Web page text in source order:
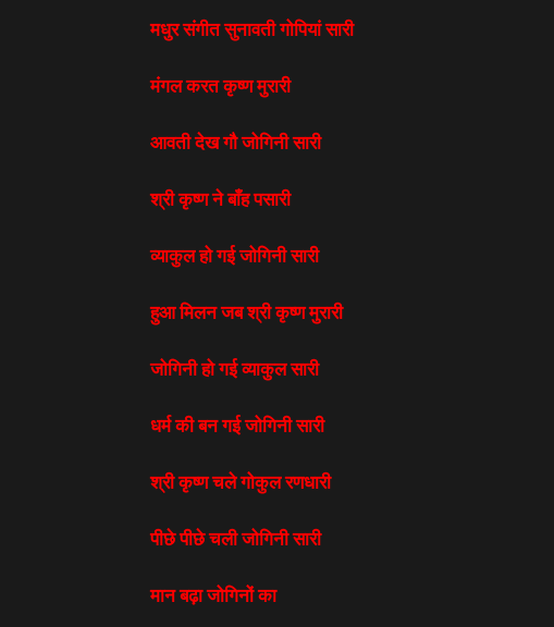
मधुर संगीत सुनावती गोपियां सारी
मंगल करत कृष्ण मुरारी
आवती देख गौ जोगिनी सारी
श्री कृष्ण ने बाँह पसारी
व्याकुल हो गई जोगिनी सारी
हुआ मिलन जब श्री कृष्ण मुरारी
जोगिनी हो गई व्याकुल सारी
धर्म की बन गई जोगिनी सारी
श्री कृष्ण चले गोकुल रणधारी
पीछे पीछे चली जोगिनी सारी
मान बढ़ा जोगिनों का